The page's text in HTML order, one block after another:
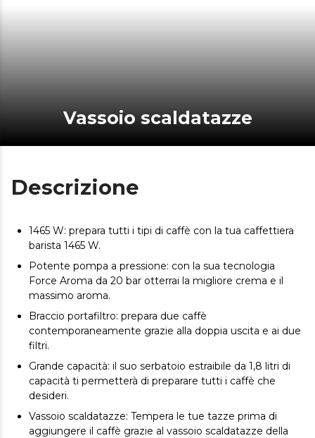
Vassoio scaldatazze
Descrizione
1465 W: prepara tutti i tipi di caffè con la tua caffettiera
barista 1465 W.
Potente pompa a pressione: con la sua tecnologia
Force Aroma da 20 bar otterrai la migliore crema e il
massimo aroma.
Braccio portafiltro: prepara due caffè
contemporaneamente grazie alla doppia uscita e ai due
filtri.
Grande capacità: il suo serbatoio estraibile da 1,8 litri di
capacità ti permetterà di preparare tutti i caffè che
desideri.
Vassoio scaldatazze: Tempera le tue tazze prima di
aggiungere il caffè grazie al vassoio scaldatazze della